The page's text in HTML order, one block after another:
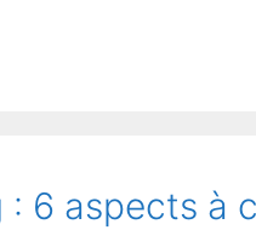
6 aspects à